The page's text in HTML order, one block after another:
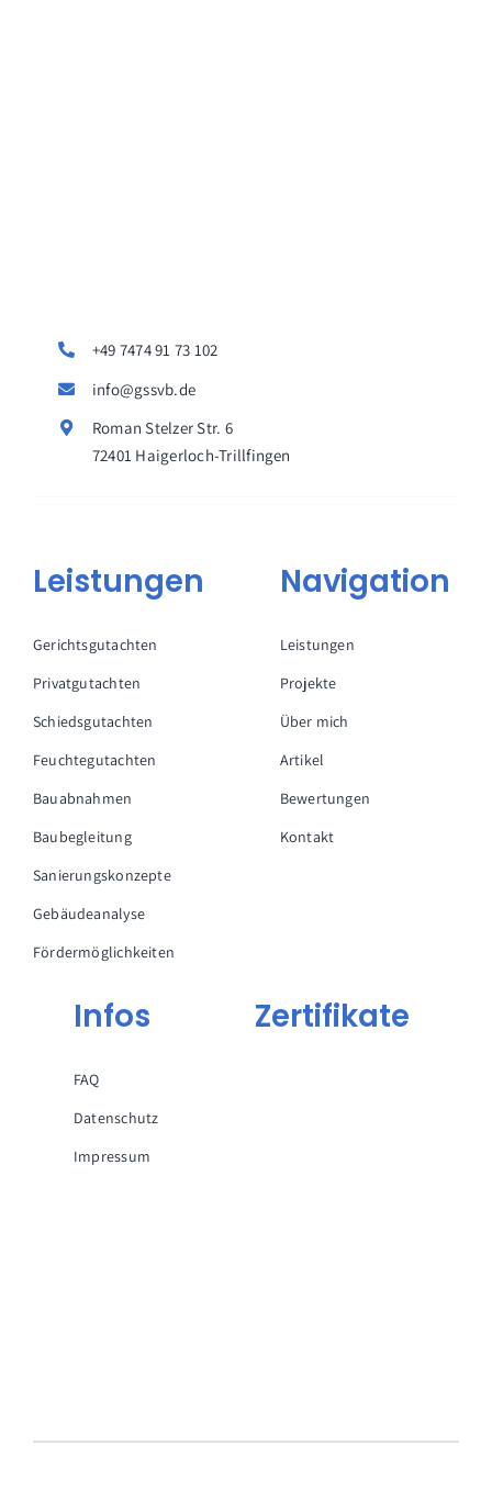
+49 7474 91 73 102
info@gssvb.de
Roman Stelzer Str. 6
72401 Haigerloch-Trillfingen
Leistungen
Gerichtsgutachten
Privatgutachten
Schiedsgutachten
Feuchtegutachten
Bauabnahmen
Baubegleitung
Sanierungskonzepte
Gebäudeanalyse
Fördermöglichkeiten
Navigation
Leistungen
Projekte
Über mich
Artikel
Bewertungen
Kontakt
Infos
FAQ
Datenschutz
Impressum
Zertifikate